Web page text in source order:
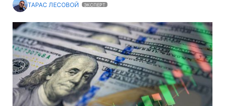
ТАРАС ЛЕСОВОЙ
ЭКСПЕРТ